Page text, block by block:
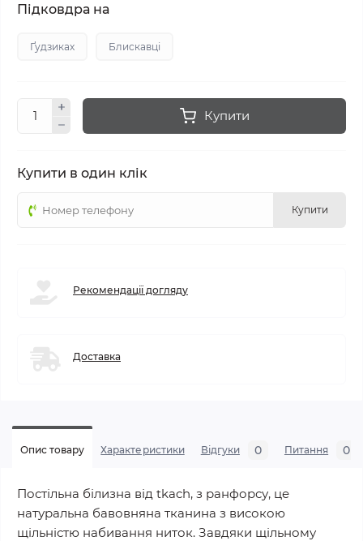
Підковдра на
Ґудзиках Блискавці
Купити
Купити в один клік
Купити
Рекомендації догляду
Доставка
Опис товару Характеристики Відгуки 0 Питання 0
Постільна білизна від tkach, з ранфорсу, це
натуральна бавовняна тканина з високою
щільністю набивання ниток. Завдяки щільному